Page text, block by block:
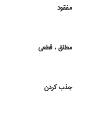
مفقود
مطلق ، قطعی
جذب کردن